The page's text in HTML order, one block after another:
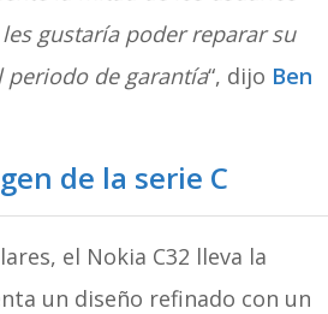
gustaría poder reparar su
periodo de garantía“, dijo Ben
de la serie C
el Nokia C32 lleva la
un diseño refinado con un